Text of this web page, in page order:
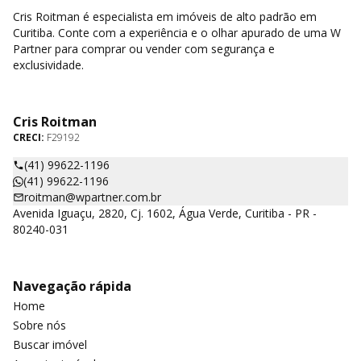
Cris Roitman é especialista em imóveis de alto padrão em
Curitiba. Conte com a experiência e o olhar apurado de uma W
Partner para comprar ou vender com segurança e
exclusividade.
Cris Roitman
CRECI: F29192
(41) 99622-1196
(41) 99622-1196
roitman@wpartner.com.br
Avenida Iguaçu, 2820, Cj. 1602, Água Verde, Curitiba - PR -
80240-031
Navegação rápida
Home
Sobre nós
Buscar imóvel